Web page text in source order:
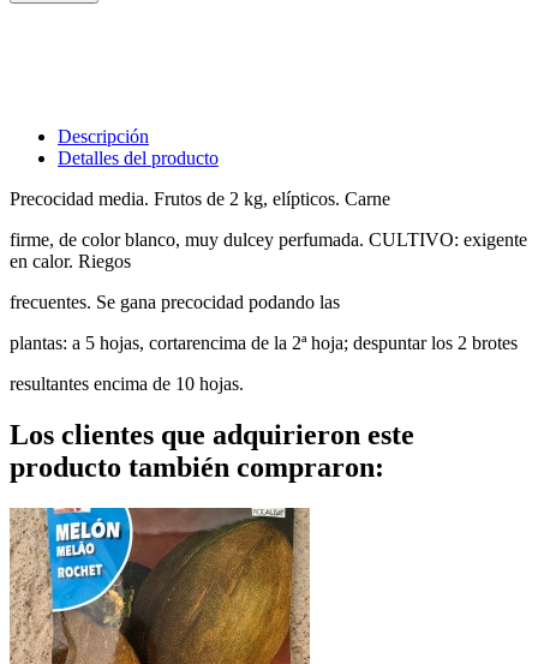
Descripción
Detalles del producto
Precocidad media. Frutos de 2 kg, elípticos. Carne
firme, de color blanco, muy dulcey perfumada. CULTIVO: exigente
en calor. Riegos
frecuentes. Se gana precocidad podando las
plantas: a 5 hojas, cortarencima de la 2ª hoja; despuntar los 2 brotes
resultantes encima de 10 hojas.
Los clientes que adquirieron este
producto también compraron: